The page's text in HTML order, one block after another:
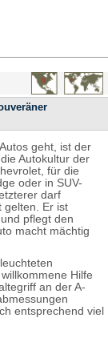
geht, ist der
Autokultur der
für die
oder in SUV-
darf
gelten. Er ist
pflegt den
macht mächtig
Hilfe
an der A-
entsprechend viel